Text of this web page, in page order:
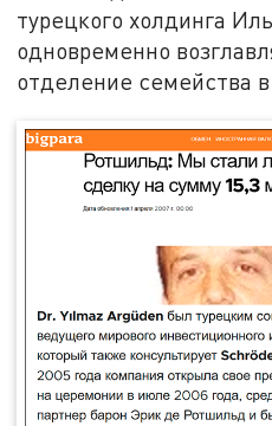
турецкого холдинга
одновременно
отделение семейства